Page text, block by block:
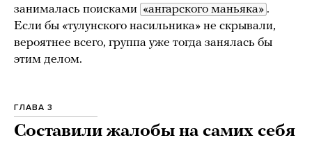
занималась поисками «ангарского маньяка» .
Если бы «тулунского насильника» не скрывали,
вероятнее всего, группа уже тогда занялась бы
этим делом.
ГЛАВА 3
Составили жалобы на самих себя